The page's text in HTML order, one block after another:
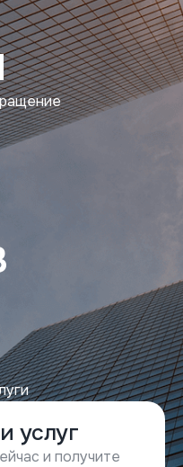
услуг
и получите